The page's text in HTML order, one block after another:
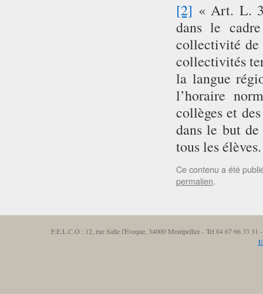
[2] « Art. L.
dans le
collectivité de
collectivités
la langue
l’horaire
collèges et
dans le but
tous les
Ce contenu a été
permalien.
F.E.L.C.O : 12, rue Salle l'Eveque, 34000 Montpellier - Tel 04 67 66 33